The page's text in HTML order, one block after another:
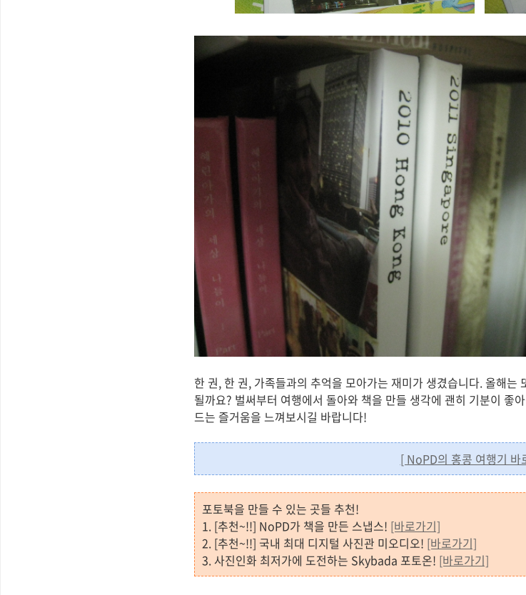
한 권, 한 권, 가족들과의 추억을 모아가는 재미가 생겼습니다. 올해는
될까요? 벌써부터 여행에서 돌아와 책을 만들 생각에 괜히 기분이 좋
드는 즐거움을 느껴보시길 바랍니다!
[ NoPD의 홍콩 여행기 바
포토북을 만들 수 있는 곳들 추천!
1. [추천~!!] NoPD가 책을 만든 스냅스! [바로가기]
2. [추천~!!] 국내 최대 디지털 사진관 미오디오! [바로가기]
3. 사진인화 최저가에 도전하는 Skybada 포토온! [바로가기]